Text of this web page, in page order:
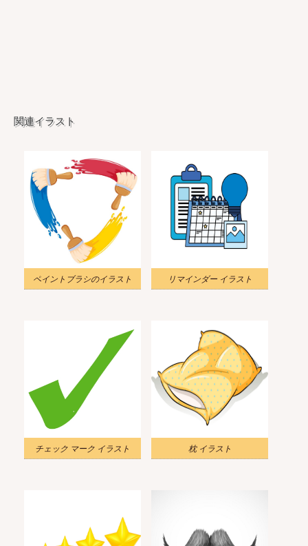
関連イラスト
ペイントブラシのイラスト リマインダー イラスト
チェック マーク イラスト 枕 イラスト